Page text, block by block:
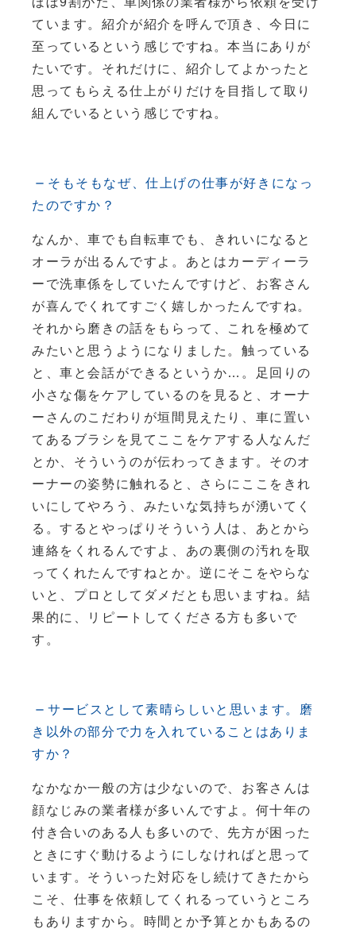
ています。紹介が紹介を呼んで頂き、今日に
至っているという感じですね。本当にありが
たいです。それだけに、紹介してよかったと
思ってもらえる仕上がりだけを目指して取り
組んでいるという感じですね。
そもそもなぜ、仕上げの仕事が好きになっ
たのですか？
なんか、車でも自転車でも、きれいになると
オーラが出るんですよ。あとはカーディーラ
ーで洗車係をしていたんですけど、お客さん
が喜んでくれてすごく嬉しかったんですね。
それから磨きの話をもらって、これを極めて
みたいと思うようになりました。触っている
と、車と会話ができるというか…。足回りの
小さな傷をケアしているのを見ると、オーナ
ーさんのこだわりが垣間見えたり、車に置い
てあるブラシを見てここをケアする人なんだ
とか、そういうのが伝わってきます。そのオ
ーナーの姿勢に触れると、さらにここをきれ
いにしてやろう、みたいな気持ちが湧いてく
る。するとやっぱりそういう人は、あとから
連絡をくれるんですよ、あの裏側の汚れを取
ってくれたんですねとか。逆にそこをやらな
いと、プロとしてダメだとも思いますね。結
果的に、リピートしてくださる方も多いで
す。
サービスとして素晴らしいと思います。磨
き以外の部分で力を入れていることはありま
すか？
なかなか一般の方は少ないので、お客さんは
顔なじみの業者様が多いんですよ。何十年の
付き合いのある人も多いので、先方が困った
ときにすぐ動けるようにしなければと思って
います。そういった対応をし続けてきたから
こそ、仕事を依頼してくれるっていうところ
もありますから。時間とか予算とかもあるの